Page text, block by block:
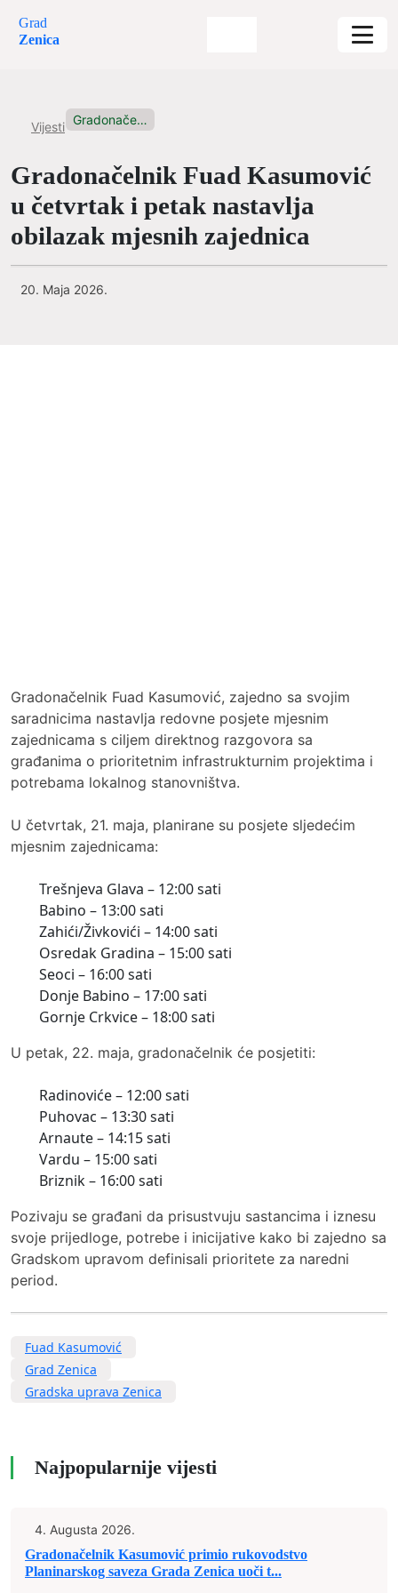
Grad
Zenica
Vijesti Gradonačelnik Fuad Kasumović u četvrtak...
Gradonačelnik Fuad Kasumović
u četvrtak i petak nastavlja
obilazak mjesnih zajednica
20. Maja 2026.
Gradonačelnik Fuad Kasumović, zajedno sa svojim
saradnicima nastavlja redovne posjete mjesnim
zajednicama s ciljem direktnog razgovora sa
građanima o prioritetnim infrastrukturnim projektima i
potrebama lokalnog stanovništva.
U četvrtak, 21. maja, planirane su posjete sljedećim
mjesnim zajednicama:
Trešnjeva Glava – 12:00 sati
Babino – 13:00 sati
Zahići/Živkovići – 14:00 sati
Osredak Gradina – 15:00 sati
Seoci – 16:00 sati
Donje Babino – 17:00 sati
Gornje Crkvice – 18:00 sati
U petak, 22. maja, gradonačelnik će posjetiti:
Radinoviće – 12:00 sati
Puhovac – 13:30 sati
Arnaute – 14:15 sati
Vardu – 15:00 sati
Briznik – 16:00 sati
Pozivaju se građani da prisustvuju sastancima i iznesu
svoje prijedloge, potrebe i inicijative kako bi zajedno sa
Gradskom upravom definisali prioritete za naredni
period.
Fuad Kasumović
Grad Zenica
Gradska uprava Zenica
Najpopularnije vijesti
4. Augusta 2026.
Gradonačelnik Kasumović primio rukovodstvo
Planinarskog saveza Grada Zenica uoči t...